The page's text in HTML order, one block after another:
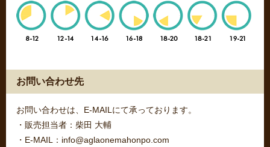
お問い合わせ先
お問い合わせは、E-MAILにて承っております。
・販売担当者：柴田 大輔
・E-MAIL：info@aglaonemahonpo.com